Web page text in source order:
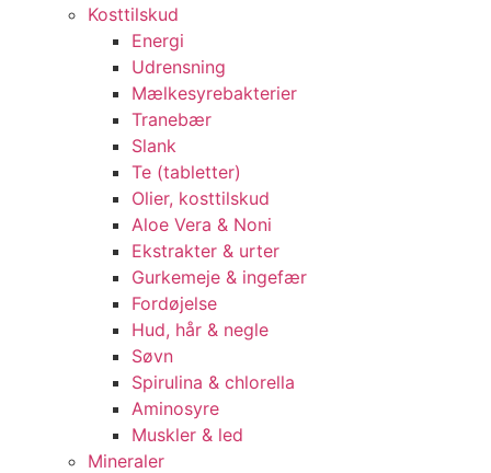
Kosttilskud
Energi
Udrensning
Mælkesyrebakterier
Tranebær
Slank
Te (tabletter)
Olier, kosttilskud
Aloe Vera & Noni
Ekstrakter & urter
Gurkemeje & ingefær
Fordøjelse
Hud, hår & negle
Søvn
Spirulina & chlorella
Aminosyre
Muskler & led
Mineraler